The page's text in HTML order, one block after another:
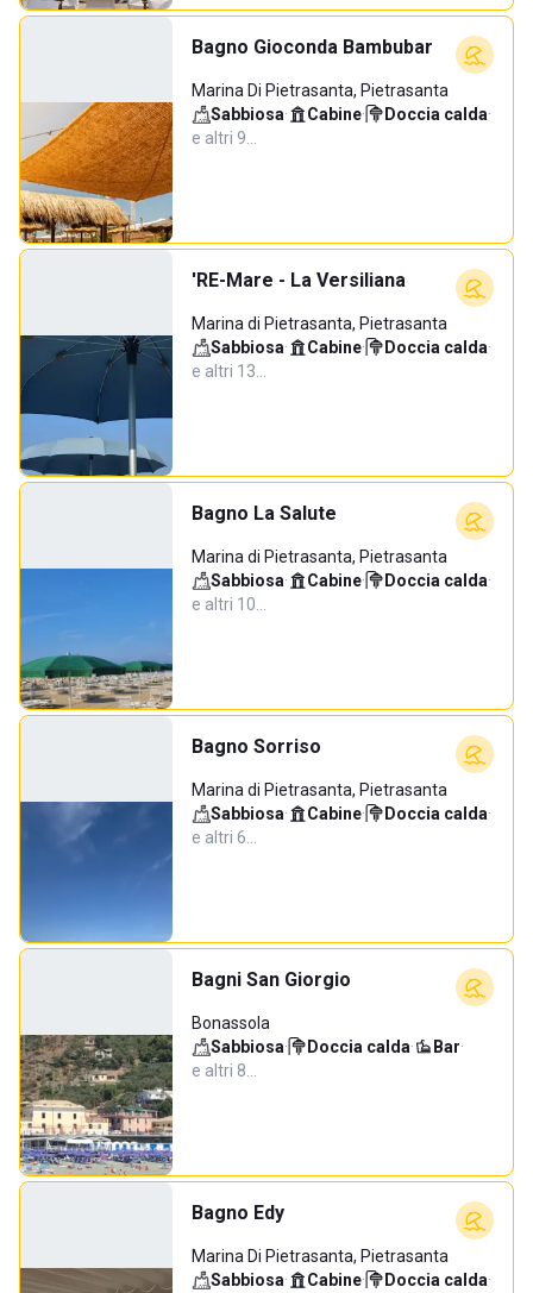
Bagno Gioconda Bambubar
Marina Di Pietrasanta, Pietrasanta
Sabbiosa· Cabine· Doccia calda·
e altri 9…
'RE-Mare - La Versiliana
Marina di Pietrasanta, Pietrasanta
Sabbiosa· Cabine· Doccia calda·
e altri 13…
Bagno La Salute
Marina di Pietrasanta, Pietrasanta
Sabbiosa· Cabine· Doccia calda·
e altri 10…
Bagno Sorriso
Marina di Pietrasanta, Pietrasanta
Sabbiosa· Cabine· Doccia calda·
e altri 6…
Bagni San Giorgio
Bonassola
Sabbiosa· Doccia calda· Bar·
e altri 8…
Bagno Edy
Marina Di Pietrasanta, Pietrasanta
Sabbiosa· Cabine· Doccia calda·